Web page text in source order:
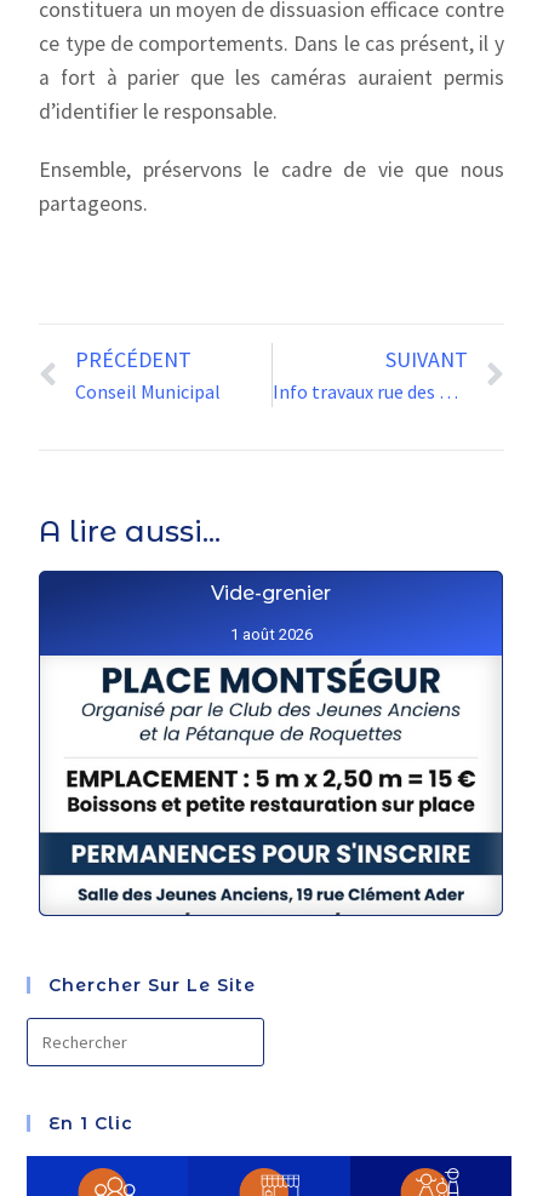
constituera un moyen de dissuasion efficace contre
ce type de comportements. Dans le cas présent, il y
a fort à parier que les caméras auraient permis
d’identifier le responsable.
Ensemble, préservons le cadre de vie que nous
partageons.
PRÉCÉDENT
Conseil Municipal
SUIVANT
Info travaux rue des Chartreux 30/03-10/04
A lire aussi...
Vide-grenier
1 août 2026
Chercher Sur Le Site
En 1 Clic